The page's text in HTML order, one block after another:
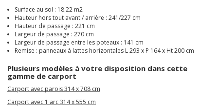
Surface au sol : 18.22 m2
Hauteur hors tout avant / arrière : 241/227 cm
Hauteur de passage : 221 cm
Largeur de passage : 270 cm
Largeur de passage entre les poteaux : 141 cm
Remise : panneaux à lattes horizontales L 293 x P 164 x Ht 200 cm
Plusieurs modèles à votre disposition dans cette
gamme de carport
Carport avec parois 314 x 708 cm
Carport avec 1 arc 314 x 555 cm